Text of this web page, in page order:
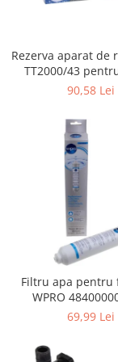
Gaming, Carti &
Console, Jocuri &
Ingrijire personala
Accesorii aparate
Aparate &
personala
Aparate cosmetice
Articole Sanatate si
Consumabile
Cosmetice si
personala
Igiena dentara
Jucarii, Copii &
Hrana bebelusi
Rezerva aparat de
TT2000/43
Bodygroom 3000/
90,58 Lei
Filtru apa pentru
WPRO
compatibil cu69,99 Lei